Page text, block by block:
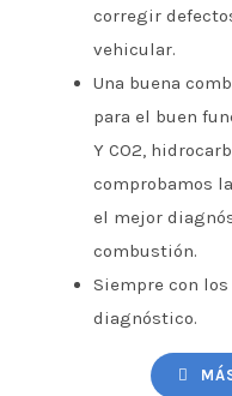
corregir
vehicular.
Una buena
para el buen
Y CO2,
comprobamos
el mejor
combustión.
Siempre con
diagnóstico.